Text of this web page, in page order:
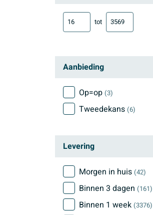
tot
Aanbieding
Op=op (3)
Tweedekans (6)
Levering
Morgen in huis (42)
Binnen 3 dagen (161)
Binnen 1 week (3376)